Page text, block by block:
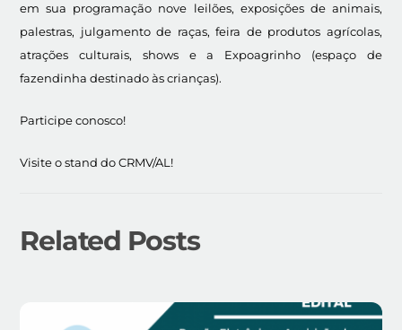
em sua programação nove leilões, exposições de animais,
palestras, julgamento de raças, feira de produtos agrícolas,
atrações culturais, shows e a Expoagrinho (espaço de
fazendinha destinado às crianças).
Participe conosco!
Visite o stand do CRMV/AL!
Related Posts